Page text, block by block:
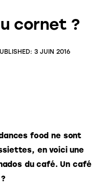
cornet ?
3 JUIN 2016
food ne sont
en voici une
du café. Un café